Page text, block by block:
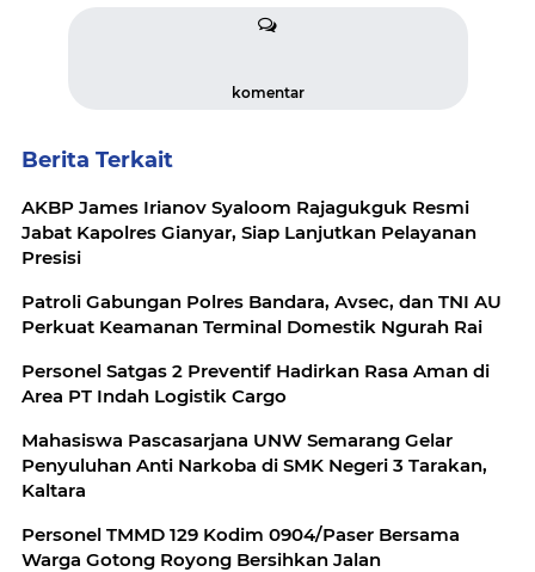
komentar
Berita Terkait
AKBP James Irianov Syaloom Rajagukguk Resmi
Jabat Kapolres Gianyar, Siap Lanjutkan Pelayanan
Presisi
Patroli Gabungan Polres Bandara, Avsec, dan TNI AU
Perkuat Keamanan Terminal Domestik Ngurah Rai
Personel Satgas 2 Preventif Hadirkan Rasa Aman di
Area PT Indah Logistik Cargo
Mahasiswa Pascasarjana UNW Semarang Gelar
Penyuluhan Anti Narkoba di SMK Negeri 3 Tarakan,
Kaltara
Personel TMMD 129 Kodim 0904/Paser Bersama
Warga Gotong Royong Bersihkan Jalan